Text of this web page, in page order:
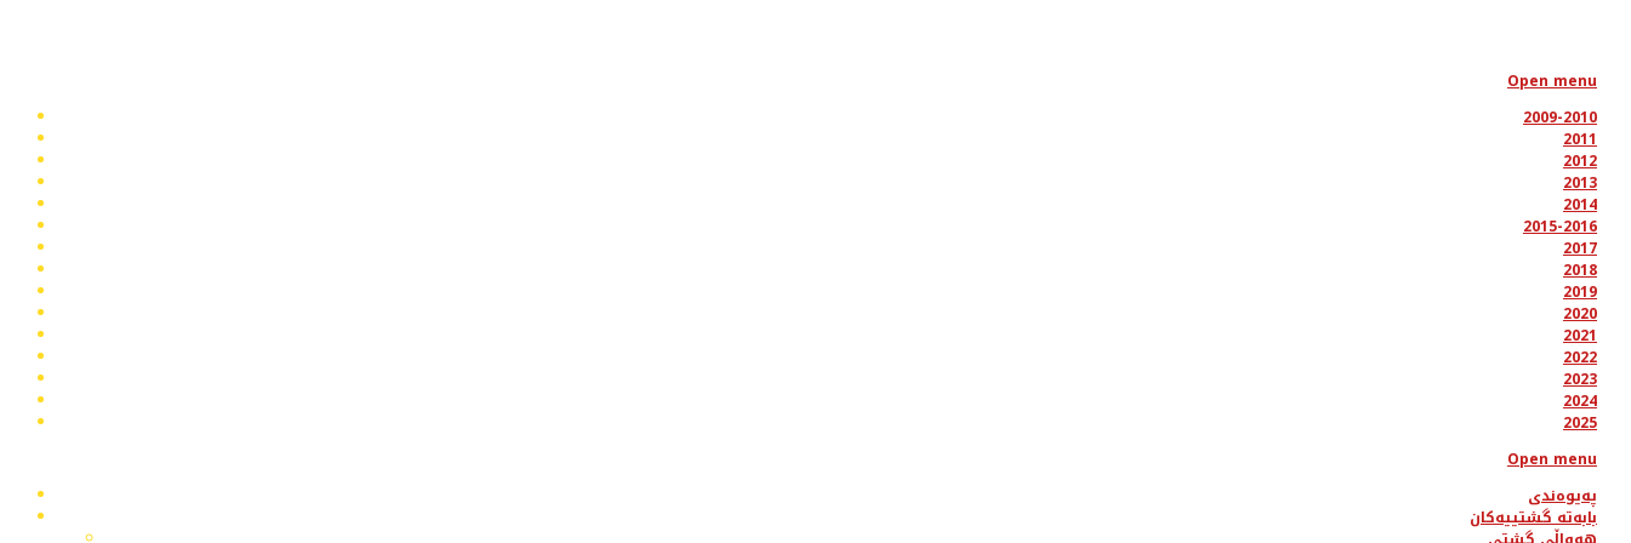
Open menu
2009-2010
2011
2012
2013
2014
2015-2016
2017
2018
2019
2020
2021
2022
2023
2024
2025
Open menu
پەیوەندی
بابەتە گشتییەکان